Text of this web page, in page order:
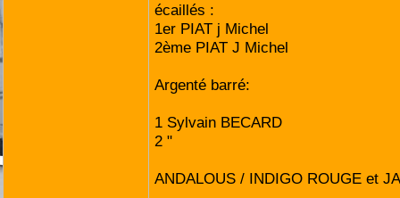
écaillés :
1er PIAT j Michel
2ème PIAT J Michel
Argenté barré:
1 Sylvain BECARD
2 "
ANDALOUS / INDIGO ROUGE et